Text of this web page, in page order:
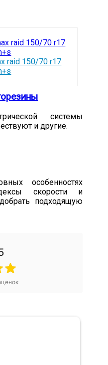
raid 150/70 r17
системы
и другие.
особенностях
скорости и
подходящую